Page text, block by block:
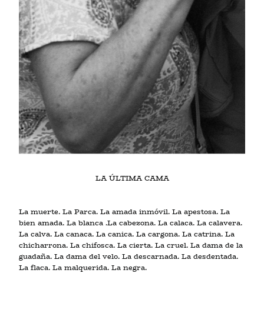
LA ÚLTIMA CAMA
La muerte. La Parca. La amada inmóvil. La apestosa. La
bien amada. La blanca .La cabezona. La calaca. La calavera.
La calva. La canaca. La canica. La cargona. La catrina. La
chicharrona. La chifosca. La cierta. La cruel. La dama de la
guadaña. La dama del velo. La descarnada. La desdentada.
La flaca. La malquerida. La negra.